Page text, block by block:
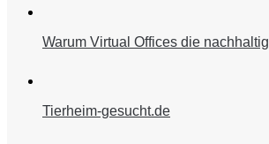
Warum Virtual Offices die
Tierheim-gesucht.de